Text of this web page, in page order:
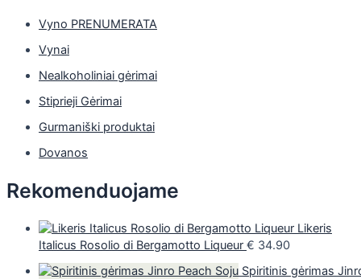
Vyno PRENUMERATA
Vynai
Nealkoholiniai gėrimai
Stiprieji Gėrimai
Gurmaniški produktai
Dovanos
Rekomenduojame
Likeris
Italicus Rosolio di Bergamotto Liqueur € 34.90
Spiritinis gėrimas